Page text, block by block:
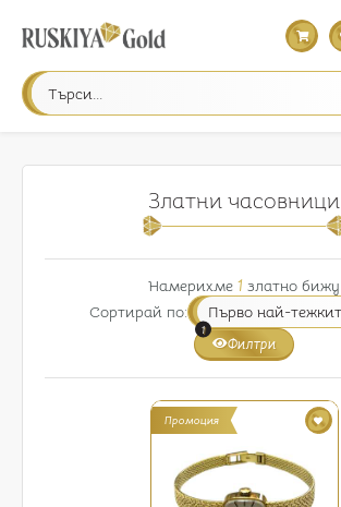
Златни часовници
Намерихме 1 златно бижу
Сортирай по:
Филтри
1
Промоция